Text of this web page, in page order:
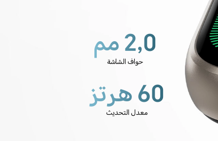
2,0 مم
حواف الشاشة
60 هرتزمعدل التحديث